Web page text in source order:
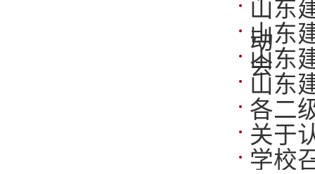
山东
动
山东
会
山东
山东
各二
关于
学校